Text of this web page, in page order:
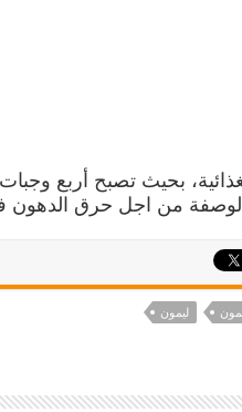
بحيث تصبح أربع
من اجل حرق الدهون
ليمون